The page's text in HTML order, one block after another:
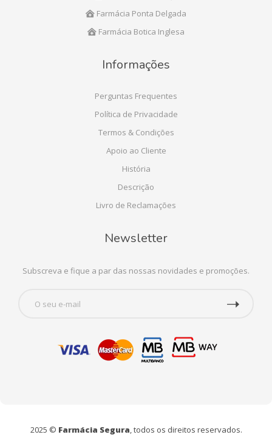
Farmácia Ponta Delgada
Farmácia Botica Inglesa
Informações
Perguntas Frequentes
Política de Privacidade
Termos & Condições
Apoio ao Cliente
História
Descrição
Livro de Reclamações
Newsletter
Subscreva e fique a par das nossas novidades e promoções.
2025 © Farmácia Segura, todos os direitos reservados.